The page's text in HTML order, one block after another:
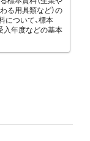
る用具類など）の
について、標本
受入年度などの基本